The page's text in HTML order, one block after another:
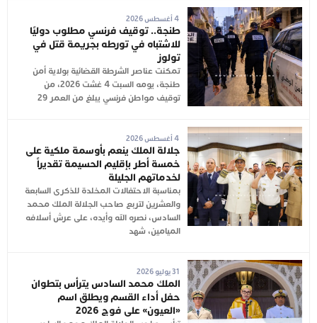
4 أغسطس 2026
طنجة.. توقيف فرنسي مطلوب دوليًا
للاشتباه في تورطه بجريمة قتل في
تولوز
تمكنت عناصر الشرطة القضائية بولاية أمن
طنجة، يومه السبت 4 غشت 2026، من
توقيف مواطن فرنسي يبلغ من العمر 29
4 أغسطس 2026
جلالة الملك ينعم بأوسمة ملكية على
خمسة أطر بإقليم الحسيمة تقديراً
لخدماتهم الجليلة
بمناسبة الاحتفالات المخلدة للذكرى السابعة
والعشرين لتربع صاحب الجلالة الملك محمد
السادس، نصره الله وأيده، على عرش أسلافه
الميامين، شهد
31 يوليو 2026
الملك محمد السادس يترأس بتطوان
حفل أداء القسم ويطلق اسم
«العيون» على فوج 2026